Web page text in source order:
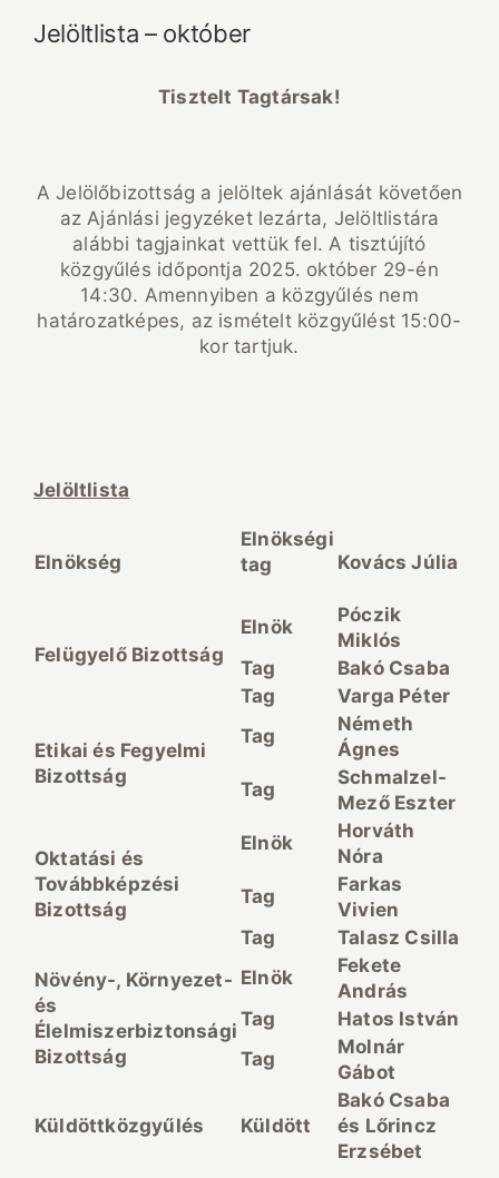
Jelöltlista – október
Tisztelt Tagtársak!
A Jelölőbizottság a jelöltek ajánlását követően
az Ajánlási jegyzéket lezárta, Jelöltlistára
alábbi tagjainkat vettük fel. A tisztújító
közgyűlés időpontja 2025. október 29-én
14:30. Amennyiben a közgyűlés nem
határozatképes, az ismételt közgyűlést 15:00-
kor tartjuk.
Jelöltlista
Elnökség
Elnökségi
tag
Kovács Júlia
Felügyelő Bizottság
Elnök
Póczik
Miklós
Tag
Bakó Csaba
Tag
Varga Péter
Etikai és Fegyelmi
Bizottság
Tag
Németh
Ágnes
Tag
Schmalzel-
Mező Eszter
Oktatási és
Továbbképzési
Bizottság
Elnök
Horváth
Nóra
Tag
Farkas
Vivien
Tag
Talasz Csilla
Növény-, Környezet-
és
Élelmiszerbiztonsági
Bizottság
Elnök
Fekete
András
Tag
Hatos István
Tag
Molnár
Gábot
Küldöttközgyűlés Küldött
Bakó Csaba
és Lőrincz
Erzsébet